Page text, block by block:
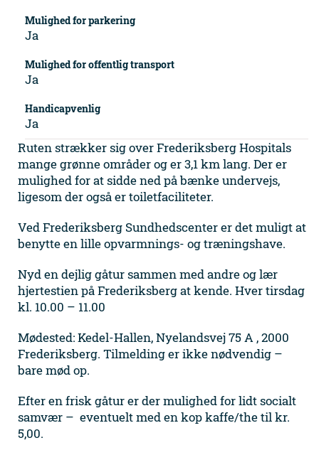
Mulighed for parkering
Ja
Mulighed for offentlig transport
Ja
Handicapvenlig
Ja
Ruten strækker sig over Frederiksberg Hospitals
mange grønne områder og er 3,1 km lang. Der er
mulighed for at sidde ned på bænke undervejs,
ligesom der også er toiletfaciliteter.
Ved Frederiksberg Sundhedscenter er det muligt at
benytte en lille opvarmnings- og træningshave.
Nyd en dejlig gåtur sammen med andre og lær
hjertestien på Frederiksberg at kende. Hver tirsdag
kl. 10.00 – 11.00
Mødested: Kedel-Hallen, Nyelandsvej 75 A , 2000
Frederiksberg. Tilmelding er ikke nødvendig –
bare mød op.
Efter en frisk gåtur er der mulighed for lidt socialt
samvær – eventuelt med en kop kaffe/the til kr.
5,00.